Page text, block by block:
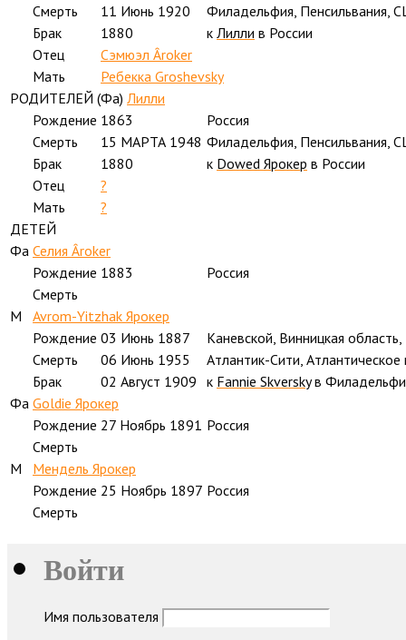
Смерть
11 Июнь 1920
Филадельфия, Пенсильвания,
Брак
1880 к Лилли в России
Отец
Сэмюэл Âroker
Мать
Ребекка Groshevsky
РОДИТЕЛЕЙ (Фа) Лилли
Рождение 1863
Россия
Смерть
15 МАРТА 1948 Филадельфия, Пенсильвания,
Брак
1880 к Dowed Ярокер в России
Отец
?
Мать
?
ДЕТЕЙ
Фа Селия Âroker
Рождение 1883
Россия
Смерть
M
Avrom-Yitzhak Ярокер
Рождение 03 Июнь 1887
Каневской, Винницкая область,
Смерть
06 Июнь 1955
Атлантик-Сити,
Брак
02 Август 1909 к Fannie Skversky в
Фа Goldie Ярокер
Рождение 27 Ноябрь 1891 Россия
Смерть
M
Мендель Ярокер
Рождение 25 Ноябрь 1897 Россия
Смерть
Войти
Имя пользователя